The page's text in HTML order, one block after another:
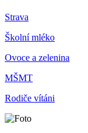
Strava
Školní mléko
Ovoce a zelenina
MŠMT
Rodiče vítáni